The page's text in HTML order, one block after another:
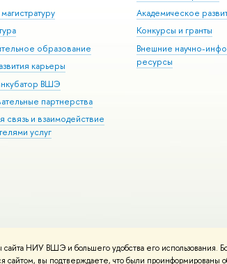
НИУ ВШЭ и большего удобства его
сайтом, вы подтверждаете, что были
образование
карьеры
ВШЭ
партнерства
связь и взаимодействие
услуг
Академическое
Конкурсы и гранты
Внешние научно-
ресурсы
использования материалов Политика